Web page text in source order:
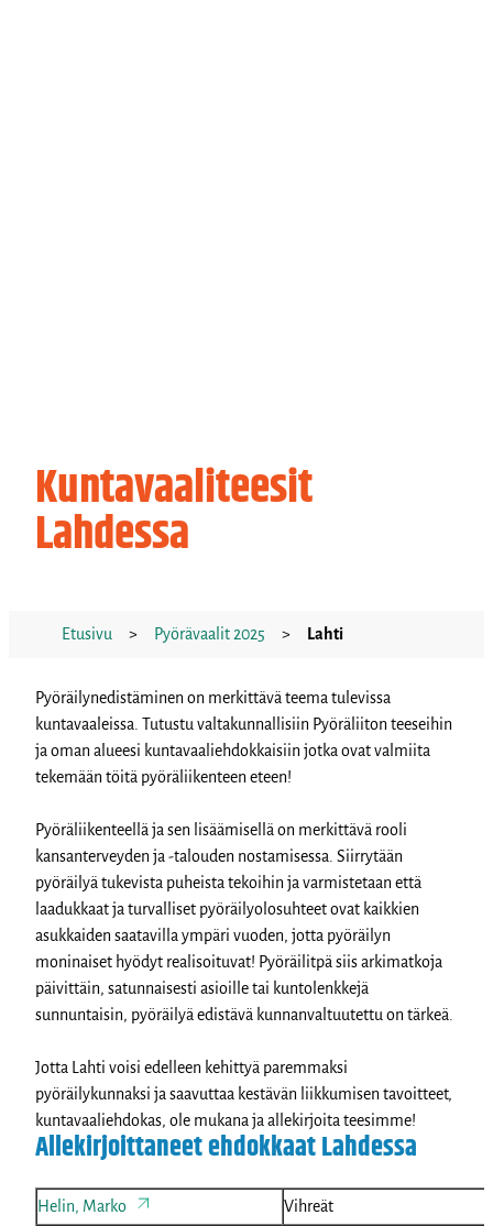
Kuntavaaliteesit
Lahdessa
Etusivu > Pyörävaalit 2025 > Lahti
Pyöräilynedistäminen on merkittävä teema tulevissa
kuntavaaleissa. Tutustu valtakunnallisiin Pyöräliiton teeseihin
ja oman alueesi kuntavaaliehdokkaisiin jotka ovat valmiita
tekemään töitä pyöräliikenteen eteen!
Pyöräliikenteellä ja sen lisäämisellä on merkittävä rooli
kansanterveyden ja -talouden nostamisessa. Siirrytään
pyöräilyä tukevista puheista tekoihin ja varmistetaan että
laadukkaat ja turvalliset pyöräilyolosuhteet ovat kaikkien
asukkaiden saatavilla ympäri vuoden, jotta pyöräilyn
moninaiset hyödyt realisoituvat! Pyöräilitpä siis arkimatkoja
päivittäin, satunnaisesti asioille tai kuntolenkkejä
sunnuntaisin, pyöräilyä edistävä kunnanvaltuutettu on tärkeä.
Jotta Lahti voisi edelleen kehittyä paremmaksi
pyöräilykunnaksi ja saavuttaa kestävän liikkumisen tavoitteet,
kuntavaaliehdokas, ole mukana ja allekirjoita teesimme!
Allekirjoittaneet ehdokkaat Lahdessa
Helin, Marko Vihreät